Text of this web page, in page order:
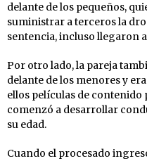
delante de los pequeños,
suministrar a terceros la
sentencia, incluso llegaron
Por otro lado, la pareja
delante de los menores y
ellos películas de
comenzó a desarrollar
su edad.
Cuando el procesado